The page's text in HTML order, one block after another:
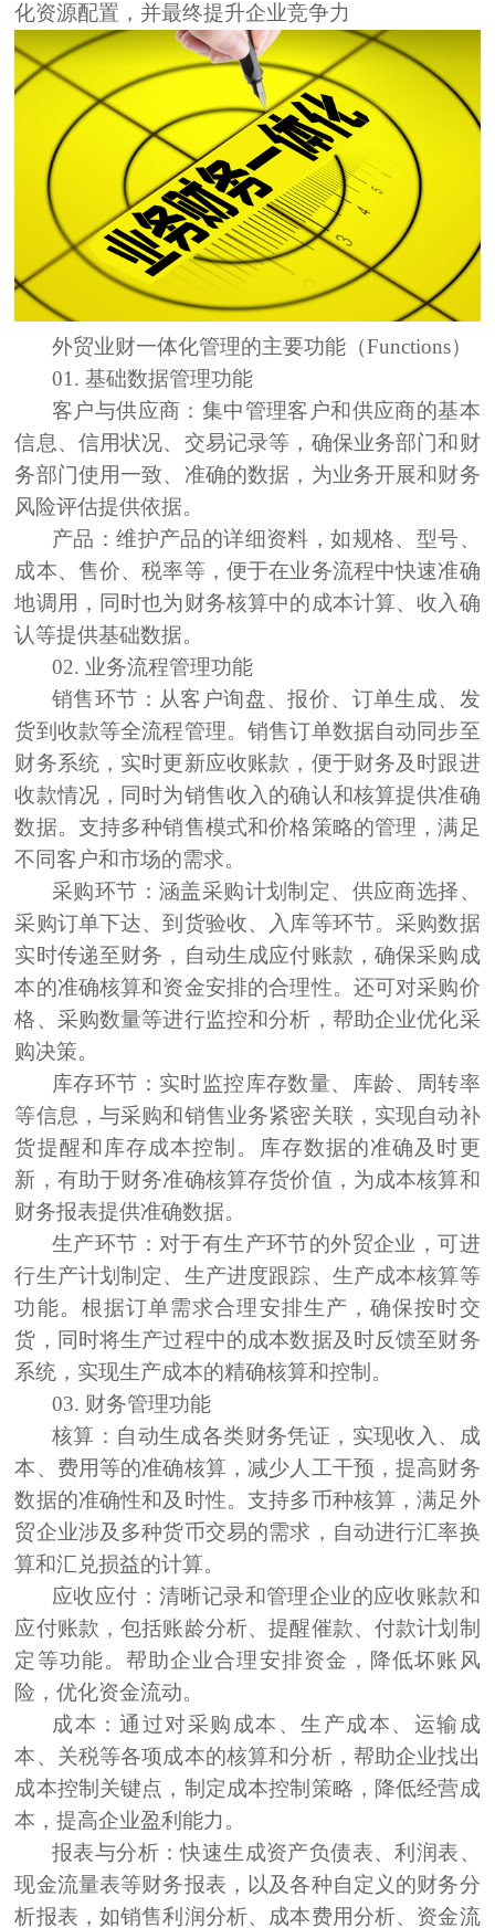
化资源配置，并最终提升企业竞争力
外贸业财一体化管理的主要功能（Functions）
01.基础数据管理功能
客户与供应商： 集中管理客户和供应商的基本
信息、信用状况、交易记录等，确保业务部门和财
务部门使用一致、准确的数据，为业务开展和财务
风险评估提供依据。
产品：维护产品的详细资料，如规格、型号、
成本、售价、税率等，便于在业务流程中快速准确
地调用，同时也为财务核算中的成本计算、收入确
认等提供基础数据。
02. 业务流程管理功能
销售环节 ： 从客户询盘、报价、订单生成、发
货到收款等全流程管理。销售订单数据自动同步至
财务系统，实时更新应收账款，便于财务及时跟进
收款情况，同时为销售收入的确认和核算提供准确
数据。支持多种销售模式和价格策略的管理，满足
不同客户和市场的需求。
采购环节 ：涵盖采购计划制定、供应商选择、
采购订单下达、到货验收、入库等环节。采购数据
实时传递至财务，自动生成应付账款，确保采购成
本的准确核算和资金安排的合理性。还可对采购价
格、采购数量等进行监控和分析，帮助企业优化采
购决策。
库存环节 ： 实时监控库存数量、库龄、周转率
等信息，与采购和销售业务紧密关联，实现自动补
货提醒和库存成本控制。库存数据的准确及时更
新，有助于财务准确核算存货价值，为成本核算和
财务报表提供准确数据。
生产环节 ： 对于有生产环节的外贸企业，可进
行生产计划制定、生产进度跟踪、生产成本核算等
功能。根据订单需求合理安排生产，确保按时交
货，同时将生产过程中的成本数据及时反馈至财务
系统，实现生产成本的精确核算和控制。
03. 财务管理功能
核算： 自动生成各类财务凭证，实现收入、成
本、费用等的准确核算，减少人工干预，提高财务
数据的准确性和及时性。支持多币种核算，满足外
贸企业涉及多种货币交易的需求，自动进行汇率换
算和汇兑损益的计算。
应收应付：清晰记录和管理企业的应收账款和
应付账款，包括账龄分析、提醒催款、付款计划制
定等功能。帮助企业合理安排资金，降低坏账风
险，优化资金流动。
成本：通过对采购成本、生产成本、运输成
本、关税等各项成本的核算和分析，帮助企业找出
成本控制关键点，制定成本控制策略，降低经营成
本，提高企业盈利能力。
报表与分析：快速生成资产负债表、利润表、
现金流量表等财务报表，以及各种自定义的财务分
析报表，如销售利润分析、成本费用分析、资金流